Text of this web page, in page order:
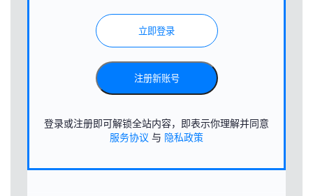
立即登录
注册新账号
登录或注册即可解锁全站内容，即表示你理解并同意
服务协议 与 隐私政策